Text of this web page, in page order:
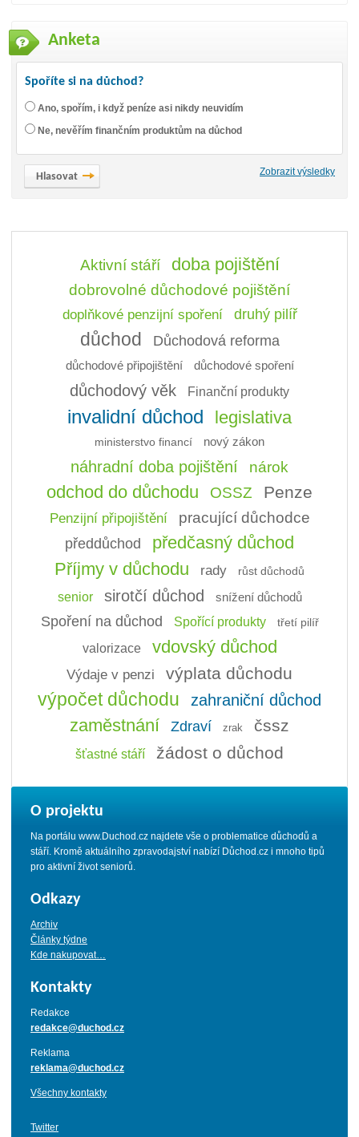
Anketa
Spoříte si na důchod?
Ano, spořím, i když peníze asi nikdy neuvidím
Ne, nevěřím finančním produktům na důchod
Zobrazit výsledky
Aktivní stáří doba pojištění
dobrovolné důchodové pojištění
doplňkové penzijní spoření druhý pilíř
důchod Důchodová reforma
důchodové připojištění důchodové spoření
důchodový věk Finanční produkty
invalidní důchod legislativa
ministerstvo financí nový zákon
náhradní doba pojištění nárok
odchod do důchodu OSSZ Penze
Penzijní připojištění pracující důchodce
předdůchod předčasný důchod
Příjmy v důchodu rady růst důchodů
senior sirotčí důchod snížení důchodů
Spoření na důchod Spořící produkty třetí pilíř
valorizace vdovský důchod
Výdaje v penzi výplata důchodu
výpočet důchodu zahraniční důchod
zaměstnání Zdraví zrak čssz
šťastné stáří žádost o důchod
O projektu
Na portálu www.Duchod.cz najdete vše o problematice důchodů a
stáří. Kromě aktuálního zpravodajství nabízí Důchod.cz i mnoho tipů
pro aktivní život seniorů.
Odkazy
Archiv
Články týdne
Kde nakupovat…
Kontakty
Redakce
redakce@duchod.cz
Reklama
reklama@duchod.cz
Všechny kontakty
Twitter